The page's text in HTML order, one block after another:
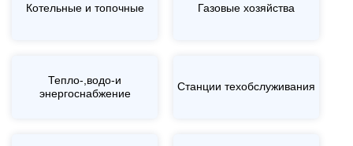
Котельные и топочные Газовые хозяйства
Тепло-,водо-и
энергоснабжение
Станции техобслуживания